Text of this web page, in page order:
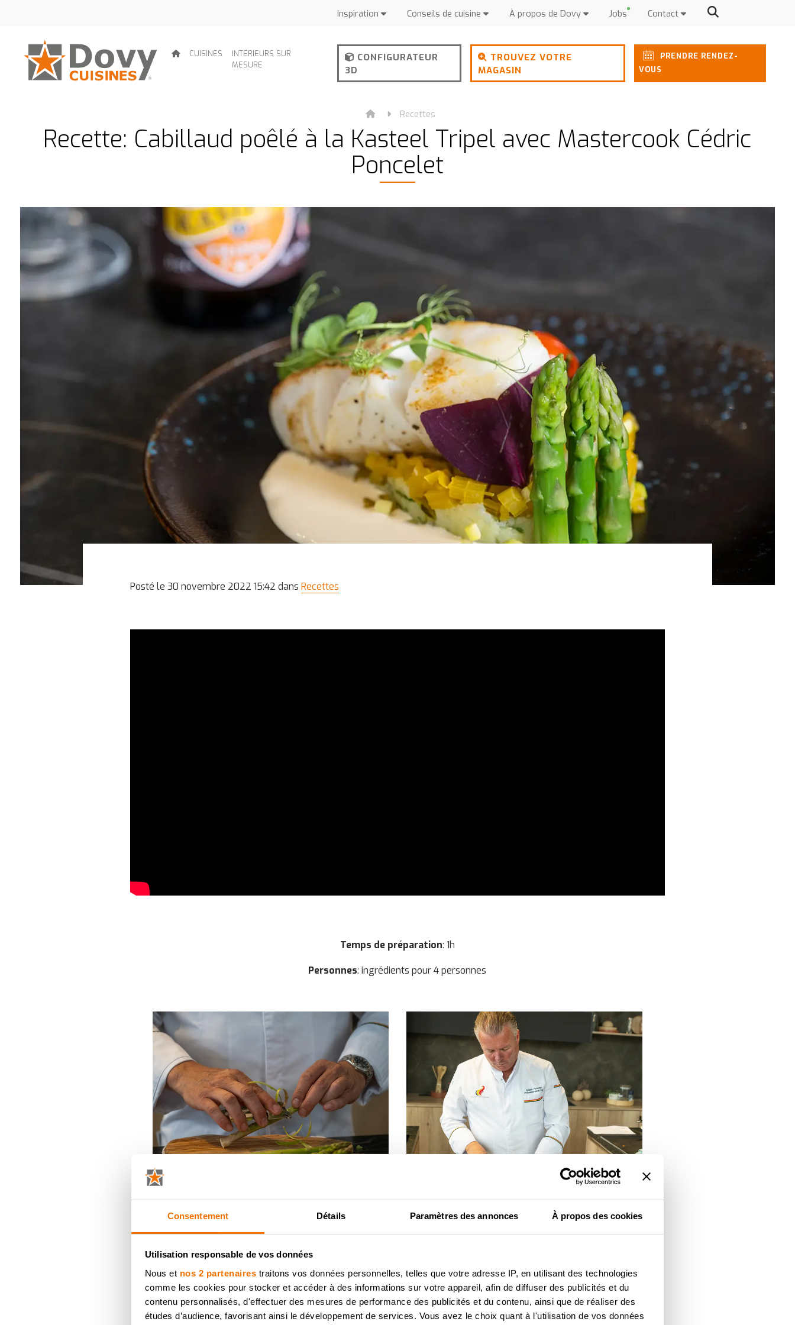
Consentement Détails Paramètres des annonces À propos des cookies
Utilisation responsable de vos données
Nous et nos 2 partenaires traitons vos données personnelles, telles que votre adresse IP, en utilisant des technologies
comme les cookies pour stocker et accéder à des informations sur votre appareil, afin de diffuser des publicités et du
contenu personnalisés, d'effectuer des mesures de performance des publicités et du contenu, ainsi que de réaliser des
études d’audience, favorisant ainsi le développement de services. Vous avez le choix quant à l'utilisation de vos données
Inspiration Conseils de cuisine À propos de Dovy Jobs Contact
CUISINES
INTÉRIEURS SUR
MESURE
CONFIGURATEUR
3D
TROUVEZ VOTRE
MAGASIN
PRENDRE RENDEZ-
VOUS
Recettes
Recette: Cabillaud poêlé à la Kasteel Tripel avec Mastercook Cédric
Poncelet
Posté le 30 novembre 2022 15:42 dans Recettes
Temps de préparation: 1h
Personnes: ingrédients pour 4 personnes
Ingrédients
g)
600 g de pommes de terre Bintje
2 tresses de tomates cerises (coupées par grappes
de 3 tomates)
16 asperges vertes
Instructions
pendant 1 heure.
Coupez les Bintjes en deux, enlevez la peau et
mélangez la chair avec le beurre, la noix de
muscade, le poivre et le sel.